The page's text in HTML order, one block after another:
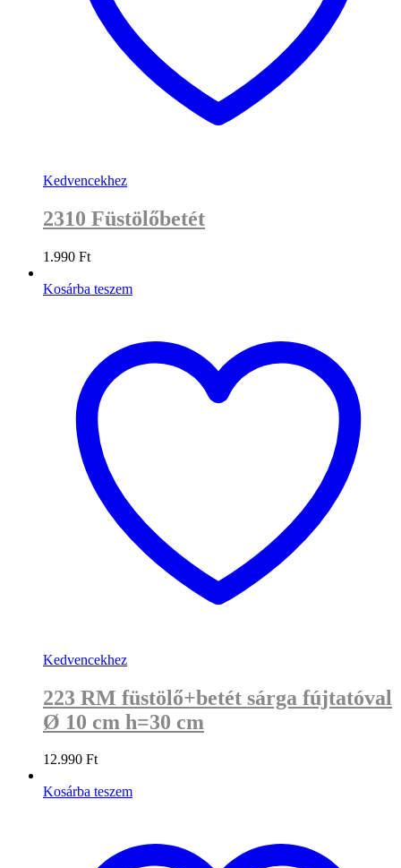
Kedvencekhez
2310 Füstölőbetét
1.990 Ft
Kosárba teszem
Kedvencekhez
223 RM füstölő+betét sárga fújtatóval
Ø 10 cm h=30 cm
12.990 Ft
Kosárba teszem